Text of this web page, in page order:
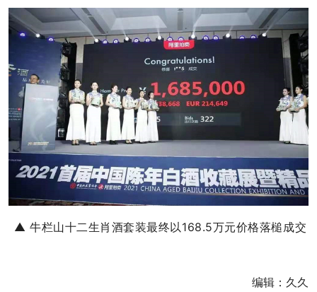
▲ 牛栏山十二生肖酒套装最终以168.5万元价格落槌成交
编辑：久久